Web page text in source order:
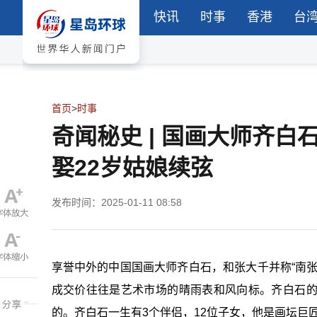
快讯 时事 香港 台
首页>时事
奇闻秘史 | 国画大师齐白
娶22岁姑娘续弦
发布时间：2025-01-11 08:58
享誉中外的中国国画大师齐白石，和张大千并称“南
成交价往往是艺术市场的晴雨表和风向标。齐白石
的。齐白石一生有3个伴侣，12位子女，他是画坛